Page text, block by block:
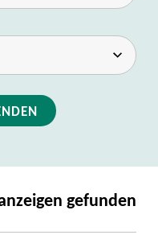
gefunden